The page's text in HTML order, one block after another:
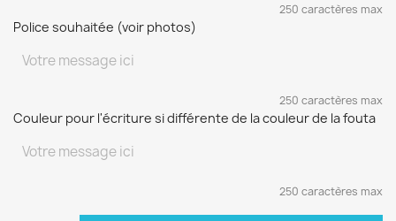
250 caractères max
Police souhaitée (voir photos)
250 caractères max
Couleur pour l'écriture si différente de la couleur de la fouta
250 caractères max